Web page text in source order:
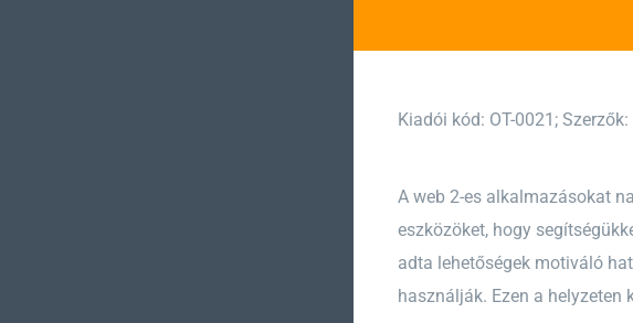
Kiadói kód: OT-0021;
A web 2-es alkalmazásokat
eszközöket, hogy
adta lehetőségek motiváló
használják. Ezen a